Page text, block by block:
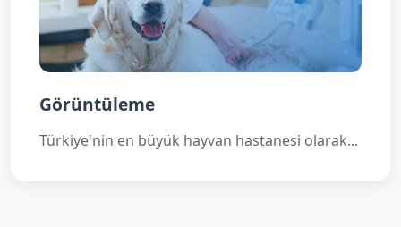
Görüntüleme
Türkiye'nin en büyük hayvan hastanesi olarak...